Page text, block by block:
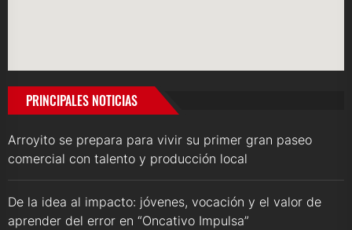
PRINCIPALES NOTICIAS
Arroyito se prepara para vivir su primer gran paseo
comercial con talento y producción local
De la idea al impacto: jóvenes, vocación y el valor de
aprender del error en “Oncativo Impulsa”